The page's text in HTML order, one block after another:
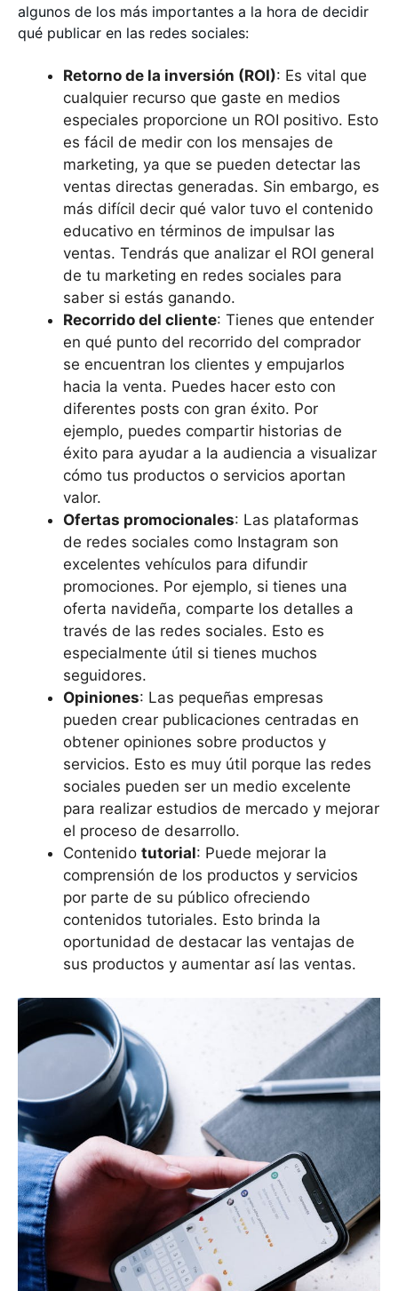
algunos de los más importantes a la hora de decidir
qué publicar en las redes sociales:
Retorno de la inversión (ROI): Es vital que
cualquier recurso que gaste en medios
especiales proporcione un ROI positivo. Esto
es fácil de medir con los mensajes de
marketing, ya que se pueden detectar las
ventas directas generadas. Sin embargo, es
más difícil decir qué valor tuvo el contenido
educativo en términos de impulsar las
ventas. Tendrás que analizar el ROI general
de tu marketing en redes sociales para
saber si estás ganando.
Recorrido del cliente: Tienes que entender
en qué punto del recorrido del comprador
se encuentran los clientes y empujarlos
hacia la venta. Puedes hacer esto con
diferentes posts con gran éxito. Por
ejemplo, puedes compartir historias de
éxito para ayudar a la audiencia a visualizar
cómo tus productos o servicios aportan
valor.
Ofertas promocionales: Las plataformas
de redes sociales como Instagram son
excelentes vehículos para difundir
promociones. Por ejemplo, si tienes una
oferta navideña, comparte los detalles a
través de las redes sociales. Esto es
especialmente útil si tienes muchos
seguidores.
Opiniones: Las pequeñas empresas
pueden crear publicaciones centradas en
obtener opiniones sobre productos y
servicios. Esto es muy útil porque las redes
sociales pueden ser un medio excelente
para realizar estudios de mercado y mejorar
el proceso de desarrollo.
Contenido tutorial: Puede mejorar la
comprensión de los productos y servicios
por parte de su público ofreciendo
contenidos tutoriales. Esto brinda la
oportunidad de destacar las ventajas de
sus productos y aumentar así las ventas.